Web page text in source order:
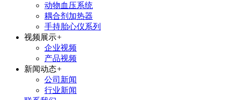
动物血压系统
耦合剂加热器
手持胎心仪系列
视频展示+
企业视频
产品视频
新闻动态+
公司新闻
行业新闻